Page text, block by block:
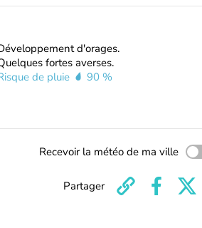
d'orages.
fortes averses.
de pluie
90 %
Recevoir la météo de ma ville
Partager